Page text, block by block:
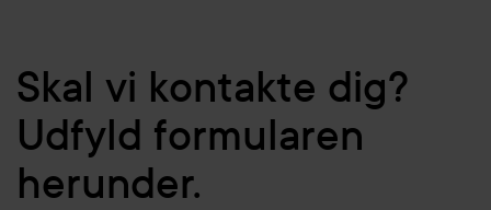
Skal vi kontakte dig?
Udfyld formularen
herunder.